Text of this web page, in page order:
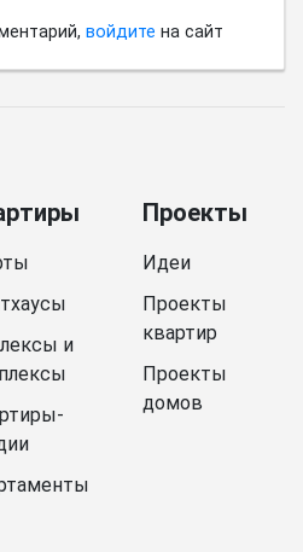
войдите на сайт
и
Проекты
Идеи
Проекты
квартир
Проекты
домов